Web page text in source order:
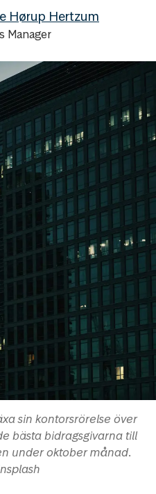
Hørup Hertzum
Manager
sin kontorsrörelse över
bästa bidragsgivarna till
under oktober månad.